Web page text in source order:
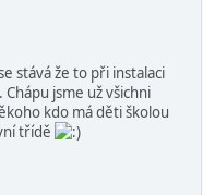
stává že to při instalaci
jsme už všichni
kdo má děti školou
třídě